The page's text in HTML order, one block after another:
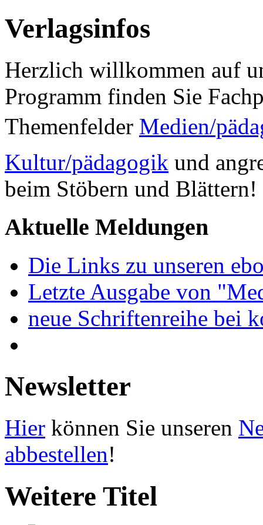
Verlagsinfos
Herzlich willkommen auf
Programm finden Sie
Themenfelder Medien/
Kultur/pädagogik und
beim Stöbern und Blättern!
Aktuelle Meldungen
Die Links zu unseren
Letzte Ausgabe von
neue Schriftenreihe bei
Newsletter
Hier können Sie unseren
abbestellen!
Weitere Titel